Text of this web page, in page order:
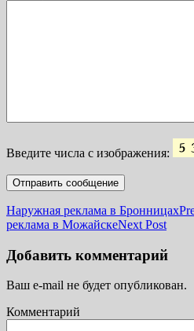
Введите числа с изображения:
Наружная реклама в Бронницах
реклама в МожайскеNext Post
Добавить комментарий
Ваш e-mail не будет опубликован.
Комментарий